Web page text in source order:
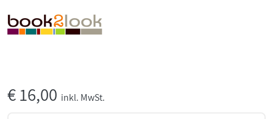
€16,00 inkl. MwSt.